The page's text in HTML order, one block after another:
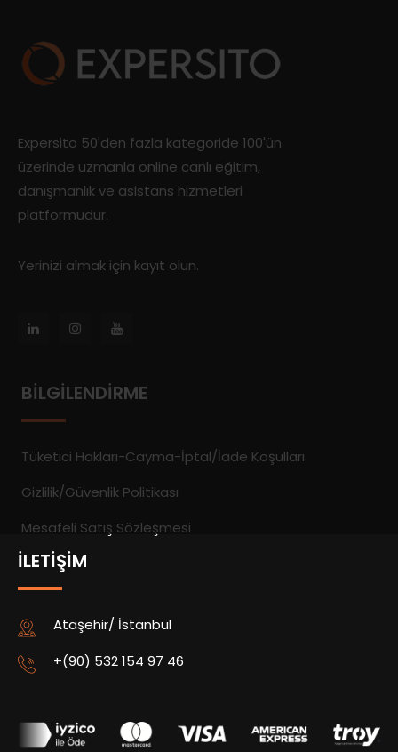
Expersito 50'den fazla kategoride 100'ün
üzerinde uzmanla online canlı eğitim,
danışmanlık ve asistans hizmetleri
platformudur.
Yerinizi almak için kayıt olun.
BILGILENDIRME
Tüketici Hakları-Cayma-İptal/İade Koşulları
Gizlilik/Güvenlik Politikası
Mesafeli Satış Sözleşmesi
İLETIŞIM
Ataşehir/ İstanbul
+(90) 532 154 97 46